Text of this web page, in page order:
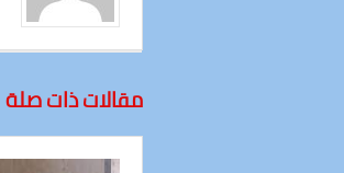
مقالات ذات صلة